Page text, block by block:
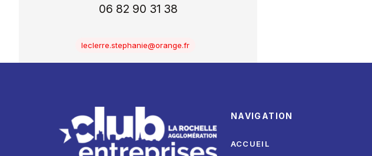
06 82 90 31 38
leclerre.stephanie@orange.fr
NAVIGATION
ACCUEIL